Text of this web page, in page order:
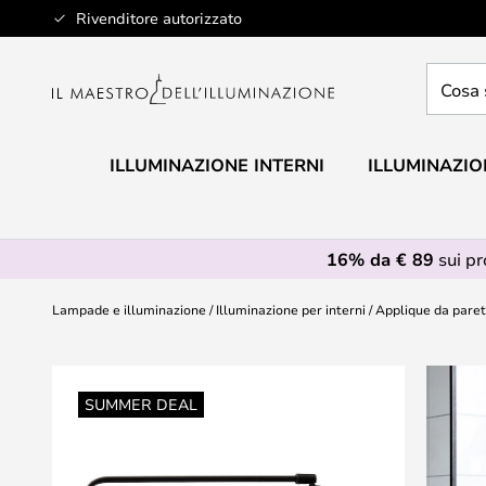
Rivenditore autorizzato
Salta
al
stai
ILLUMINAZIONE INTERNI
16% da € 89 sui
Lampade e illuminazione Illuminazione per interni Applique da
SUMMER DEAL